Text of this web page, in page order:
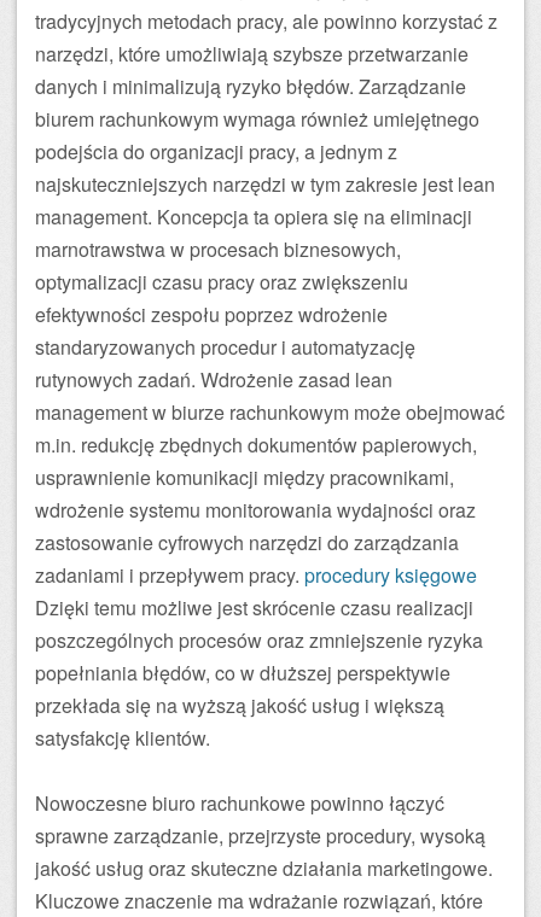
tradycyjnych metodach pracy, ale powinno korzystać z
narzędzi, które umożliwiają szybsze przetwarzanie
danych i minimalizują ryzyko błędów. Zarządzanie
biurem rachunkowym wymaga również umiejętnego
podejścia do organizacji pracy, a jednym z
najskuteczniejszych narzędzi w tym zakresie jest lean
management. Koncepcja ta opiera się na eliminacji
marnotrawstwa w procesach biznesowych,
optymalizacji czasu pracy oraz zwiększeniu
efektywności zespołu poprzez wdrożenie
standaryzowanych procedur i automatyzację
rutynowych zadań. Wdrożenie zasad lean
management w biurze rachunkowym może obejmować
m.in. redukcję zbędnych dokumentów papierowych,
usprawnienie komunikacji między pracownikami,
wdrożenie systemu monitorowania wydajności oraz
zastosowanie cyfrowych narzędzi do zarządzania
zadaniami i przepływem pracy. procedury księgowe
Dzięki temu możliwe jest skrócenie czasu realizacji
poszczególnych procesów oraz zmniejszenie ryzyka
popełniania błędów, co w dłuższej perspektywie
przekłada się na wyższą jakość usług i większą
satysfakcję klientów.
Nowoczesne biuro rachunkowe powinno łączyć
sprawne zarządzanie, przejrzyste procedury, wysoką
jakość usług oraz skuteczne działania marketingowe.
Kluczowe znaczenie ma wdrażanie rozwiązań, które